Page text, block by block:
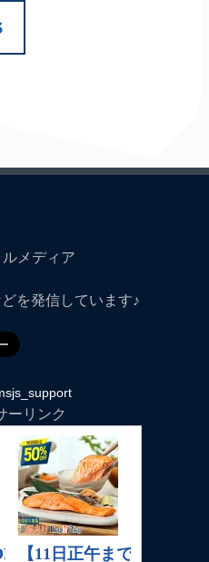
メディア
を発信しています♪
ーリンク